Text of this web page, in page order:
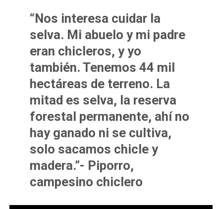
“Nos interesa cuidar la
selva. Mi abuelo y mi padre
eran chicleros, y yo
también. Tenemos 44 mil
hectáreas de terreno. La
mitad es selva, la reserva
forestal permanente, ahí no
hay ganado ni se cultiva,
solo sacamos chicle y
madera.”- Piporro,
campesino chiclero